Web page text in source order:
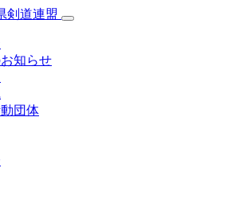
剣道連盟
知らせ
団体